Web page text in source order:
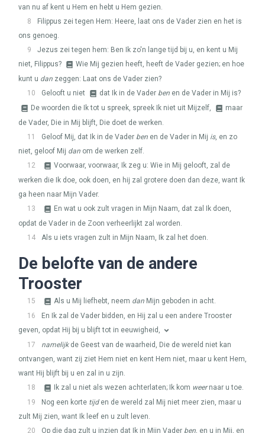
van nu af kent u Hem en hebt u Hem gezien.
8
Filippus zei tegen Hem: Heere, laat ons de Vader zien en het is
ons genoeg.
9
Jezus zei tegen hem: Ben Ik zo'n lange tijd bij u, en kent u Mij
niet, Filippus?
Wie Mij gezien heeft, heeft de Vader gezien; en hoe
kunt u dan zeggen: Laat ons de Vader zien?
10
Gelooft u niet dat Ik in de Vader ben en de Vader in Mij is?
De woorden die Ik tot u spreek, spreek Ik niet uit Mijzelf,
maar
de Vader, Die in Mij blijft, Die doet de werken.
11
Geloof Mij, dat Ik in de Vader ben en de Vader in Mij is, en zo
niet, geloof Mij dan om de werken zelf.
12
Voorwaar, voorwaar, Ik zeg u: Wie in Mij gelooft, zal de
werken die Ik doe, ook doen, en hij zal grotere doen dan deze, want Ik
ga heen naar Mijn Vader.
13
En wat u ook zult vragen in Mijn Naam, dat zal Ik doen,
opdat de Vader in de Zoon verheerlijkt zal worden.
14
Als u iets vragen zult in Mijn Naam, Ik zal het doen.
De belofte van de andere
Trooster
15 Als u Mij liefhebt, neem dan Mijn geboden in acht.
16
En Ik zal de Vader bidden, en Hij zal u een andere Trooster
geven, opdat Hij bij u blijft tot in eeuwigheid,
17
namelijkde Geest van de waarheid, Die de wereld niet kan
ontvangen, want zij ziet Hem niet en kent Hem niet, maar u kent Hem,
want Hij blijft bij u en zal in u zijn.
18
Ik zal u niet als wezen achterlaten; Ik kom weernaar u toe.
19
Nog een korte tijden de wereld zal Mij niet meer zien, maar u
zult Mij zien, want Ik leef en u zult leven.
20
Op die dag zult u inzien dat Ik in Mijn Vader ben, en u in Mij, en